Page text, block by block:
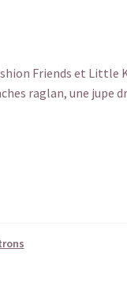
Friends et Little
raglan, une jupe